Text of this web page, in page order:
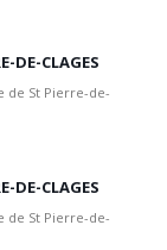
DE-CLAGES
de St Pierre-de-
DE-CLAGES
de St Pierre-de-